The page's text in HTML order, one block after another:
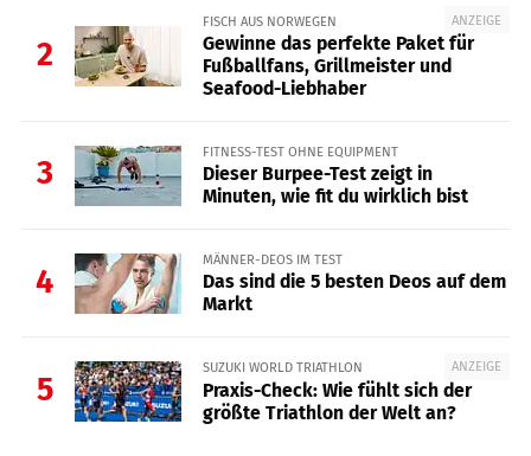
2
ANZEIGE
FISCH AUS NORWEGEN
Gewinne das perfekte Paket für
Fußballfans, Grillmeister und
Seafood-Liebhaber
3
FITNESS-TEST OHNE EQUIPMENT
Dieser Burpee-Test zeigt in
Minuten, wie fit du wirklich bist
4
MÄNNER-DEOS IM TEST
Das sind die 5 besten Deos auf dem
Markt
5
ANZEIGE
SUZUKI WORLD TRIATHLON
Praxis-Check: Wie fühlt sich der
größte Triathlon der Welt an?